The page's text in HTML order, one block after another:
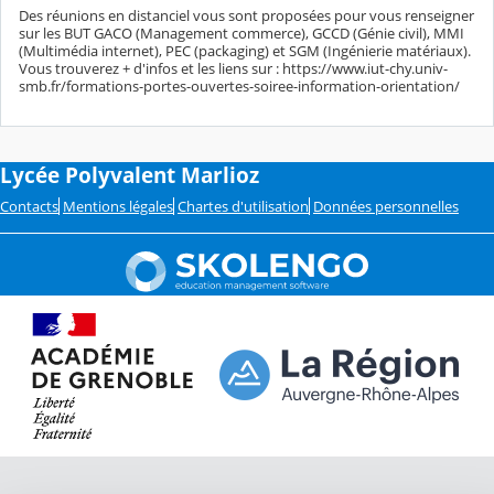
Des réunions en distanciel vous sont proposées pour vous renseigner
sur les BUT GACO (Management commerce), GCCD (Génie civil), MMI
(Multimédia internet), PEC (packaging) et SGM (Ingénierie matériaux).
Vous trouverez + d'infos et les liens sur : https://www.iut-chy.univ-
smb.fr/formations-portes-ouvertes-soiree-information-orientation/
Lycée Polyvalent Marlioz
Contacts Mentions légales Chartes d'utilisation Données personnelles